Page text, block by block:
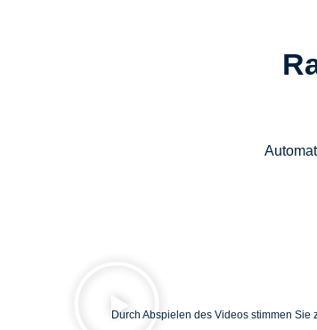
Durch Abspielen des Videos stimmen